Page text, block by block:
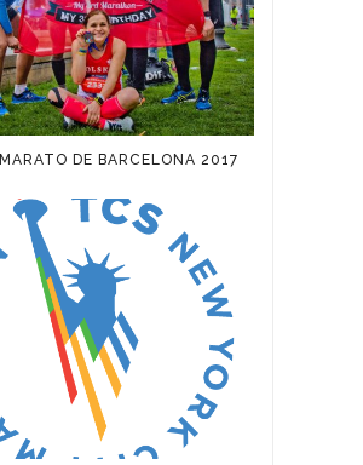
DE BARCELONA 2017